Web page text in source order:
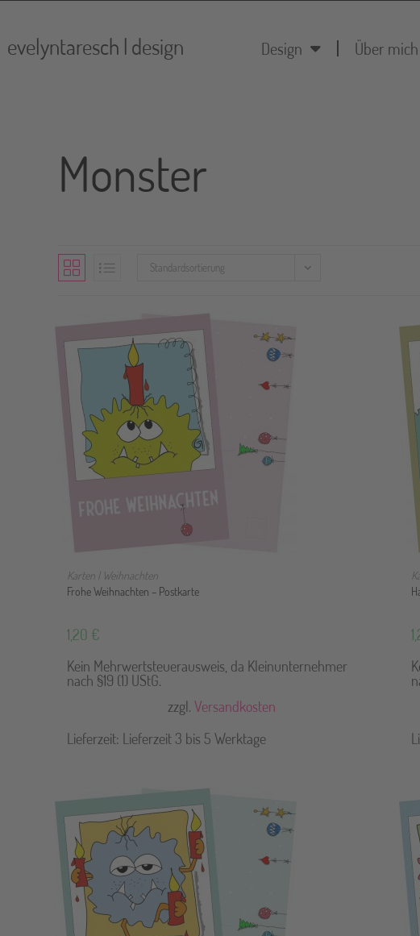
evelyntaresch | design Design Über mich
Monster
Standardsortierung
Karten | Weihnachten
Frohe Weihnachten – Postkarte
1,20 €
Kein Mehrwertsteuerausweis, da Kleinunternehmer
nach §19 (1) UStG.
zzgl.Versandkosten
Lieferzeit: Lieferzeit 3 bis 5 Werktage